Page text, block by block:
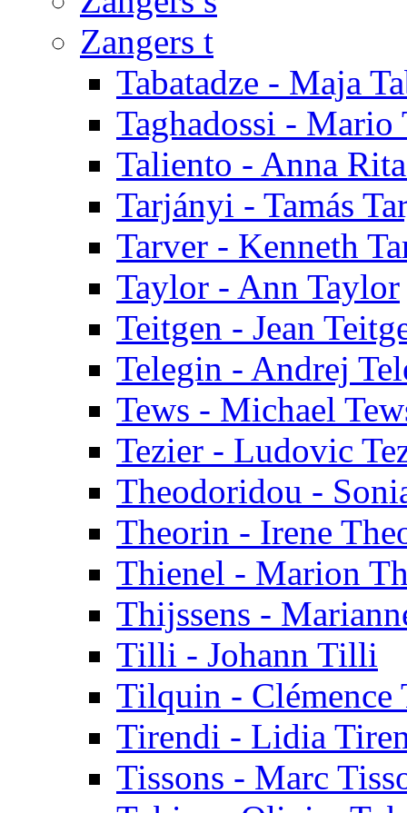
Zangers t
Tabatadze - Maja
Taghadossi - Mario
Taliento - Anna
Tarjányi - Tamás
Tarver - Kenneth
Taylor - Ann Taylor
Teitgen - Jean
Telegin - Andrej
Tews - Michael
Tezier - Ludovic
Theodoridou -
Theorin - Irene
Thienel - Marion
Thijssens -
Tilli - Johann Tilli
Tilquin - Clémence
Tirendi - Lidia
Tissons - Marc